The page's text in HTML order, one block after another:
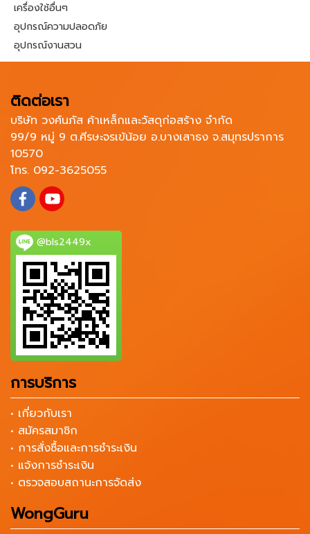
เครื่องใช้อื่นๆ
อุปกรณ์ความปลอดภัย
อุปกรณ์งานสวน
ติดต่อเรา
บริษัท วงศ์นภัส ค้าเหล็กและวัสดุก่อสร้าง จำกัด
99/9 หมู่ 9 ต.ศีรษะจรเข้น้อย อ.บางเสาธง จ.สมุทรปราการ
10570
โทร. 092-3625055
@bls2449x
การบริการ
• เกี่ยวกับเรา
• สมัครสมาชิก
• การสั่งซื้อและการชำระเงิน
• แจ้งการชำระเงิน
• ตรวจสอบสถานะการจัดส่ง
WongGuru